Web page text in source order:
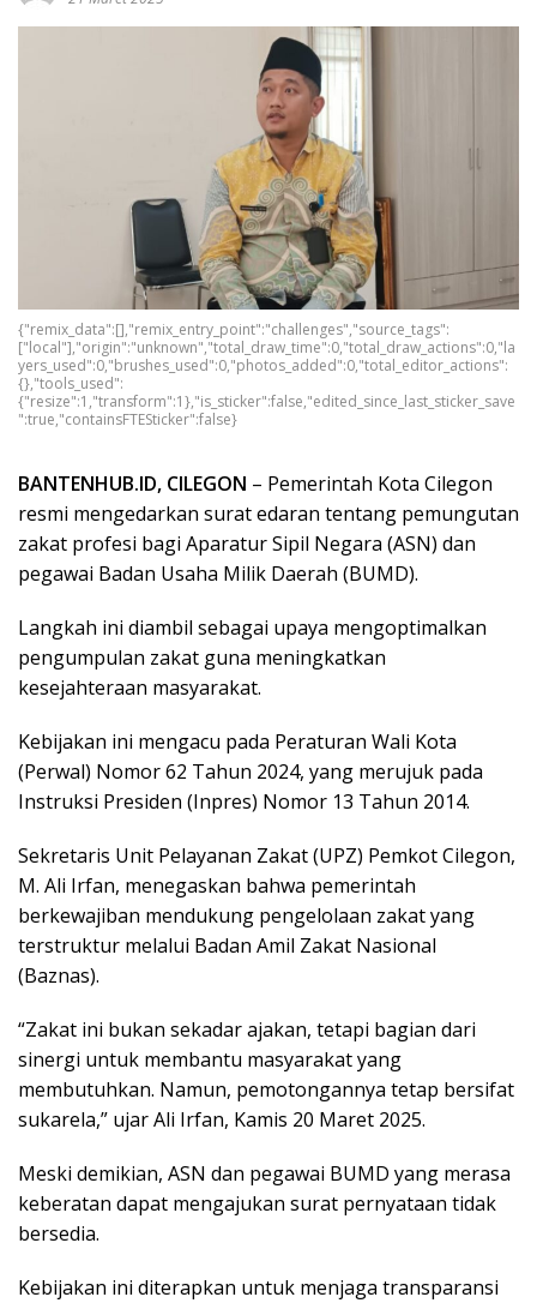
{"remix_data":[],"remix_entry_point":"challenges","source_tags":
["local"],"origin":"unknown","total_draw_time":0,"total_draw_actions":0,"la
yers_used":0,"brushes_used":0,"photos_added":0,"total_editor_actions":
{},"tools_used":
{"resize":1,"transform":1},"is_sticker":false,"edited_since_last_sticker_save
":true,"containsFTESticker":false}
BANTENHUB.ID, CILEGON – Pemerintah Kota Cilegon
resmi mengedarkan surat edaran tentang pemungutan
zakat profesi bagi Aparatur Sipil Negara (ASN) dan
pegawai Badan Usaha Milik Daerah (BUMD).
Langkah ini diambil sebagai upaya mengoptimalkan
pengumpulan zakat guna meningkatkan
kesejahteraan masyarakat.
Kebijakan ini mengacu pada Peraturan Wali Kota
(Perwal) Nomor 62 Tahun 2024, yang merujuk pada
Instruksi Presiden (Inpres) Nomor 13 Tahun 2014.
Sekretaris Unit Pelayanan Zakat (UPZ) Pemkot Cilegon,
M. Ali Irfan, menegaskan bahwa pemerintah
berkewajiban mendukung pengelolaan zakat yang
terstruktur melalui Badan Amil Zakat Nasional
(Baznas).
“Zakat ini bukan sekadar ajakan, tetapi bagian dari
sinergi untuk membantu masyarakat yang
membutuhkan. Namun, pemotongannya tetap bersifat
sukarela,” ujar Ali Irfan, Kamis 20 Maret 2025.
Meski demikian, ASN dan pegawai BUMD yang merasa
keberatan dapat mengajukan surat pernyataan tidak
bersedia.
Kebijakan ini diterapkan untuk menjaga transparansi